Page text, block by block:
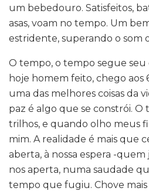
um bebedouro. Satisfeitos,
asas, voam no tempo. Um
estridente, superando o som
O tempo, o tempo segue
hoje homem feito, chego aos
uma das melhores coisas da
paz é algo que se constrói.
trilhos, e quando olho meus
mim. A realidade é mais que
aberta, à nossa espera -
nos aperta, numa saudade
tempo que fugiu. Chove